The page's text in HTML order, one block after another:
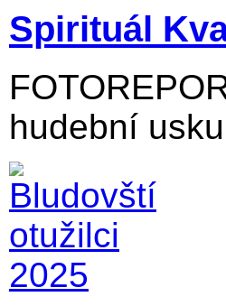
Spirituál
hudební